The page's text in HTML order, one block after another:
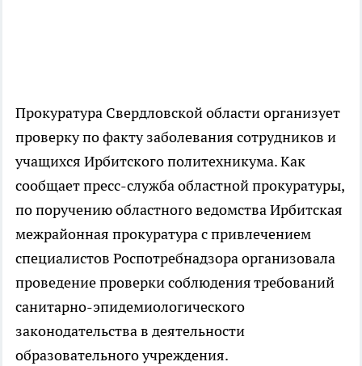
Прокуратура Свердловской области организует
проверку по факту заболевания сотрудников и
учащихся Ирбитского политехникума. Как
сообщает пресс-служба областной прокуратуры,
по поручению областного ведомства Ирбитская
межрайонная прокуратура с привлечением
специалистов Роспотребнадзора организовала
проведение проверки соблюдения требований
санитарно-эпидемиологического
законодательства в деятельности
образовательного учреждения.